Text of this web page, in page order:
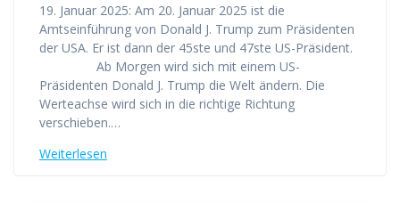
19. Januar 2025: Am 20. Januar 2025 ist die
Amtseinführung von Donald J. Trump zum Präsidenten
der USA. Er ist dann der 45ste und 47ste US-Präsident.
Ab Morgen wird sich mit einem US-
Präsidenten Donald J. Trump die Welt ändern. Die
Werteachse wird sich in die richtige Richtung
verschieben.…
Weiterlesen